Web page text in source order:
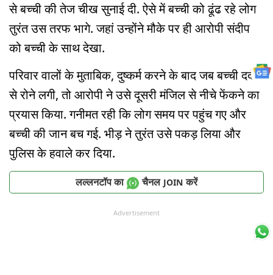
से बच्ची की तेज चीख सुनाई दी. ऐसे में बच्ची को ढूंढ रहे लोग
तुरंत उस तरफ भागे. जहां उन्होंने मौके पर ही आरोपी संदीप
को बच्ची के साथ देखा.
परिवार वालों के मुताबिक, दुष्कर्म करने के बाद जब बच्ची दर्द
से रोने लगी, तो आरोपी ने उसे दूसरी मंजिल से नीचे फेंकने का
प्रयास किया. गनीमत रही कि लोग समय पर पहुंच गए और
बच्ची की जान बच गई. भीड़ ने तुरंत उसे पकड़ लिया और
पुलिस के हवाले कर दिया.
लल्लनटॉप का चैनल JOIN करें
Advertisement